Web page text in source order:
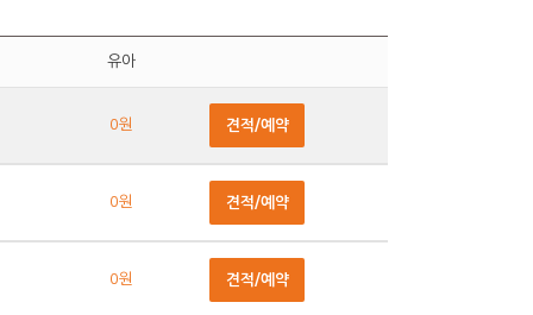
유아
0원 견적/예약
0원 견적/예약
0원 견적/예약